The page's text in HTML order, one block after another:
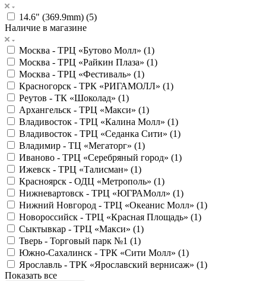
14.6" (369.9mm) (5)
Наличие в магазине
Москва - ТРЦ «Бутово Молл» (1)
Москва - ТРЦ «Райкин Плаза» (1)
Москва - ТРЦ «Фестиваль» (1)
Красногорск - ТРК «РИГАМОЛЛ» (1)
Реутов - ТК «Шоколад» (1)
Архангельск - ТРЦ «Макси» (1)
Владивосток - ТРЦ «Калина Молл» (1)
Владивосток - ТРЦ «Седанка Сити» (1)
Владимир - ТЦ «Мегаторг» (1)
Иваново - ТРЦ «Серебряный город» (1)
Ижевск - ТРЦ «Талисман» (1)
Красноярск - ОДЦ «Метрополь» (1)
Нижневартовск - ТРЦ «ЮГРАМолл» (1)
Нижний Новгород - ТРЦ «Океанис Молл» (1)
Новороссийск - ТРЦ «Красная Площадь» (1)
Сыктывкар - ТРЦ «Макси» (1)
Тверь - Торговый парк №1 (1)
Южно-Сахалинск - ТРК «Сити Молл» (1)
Ярославль - ТРК «Ярославский вернисаж» (1)
Показать все